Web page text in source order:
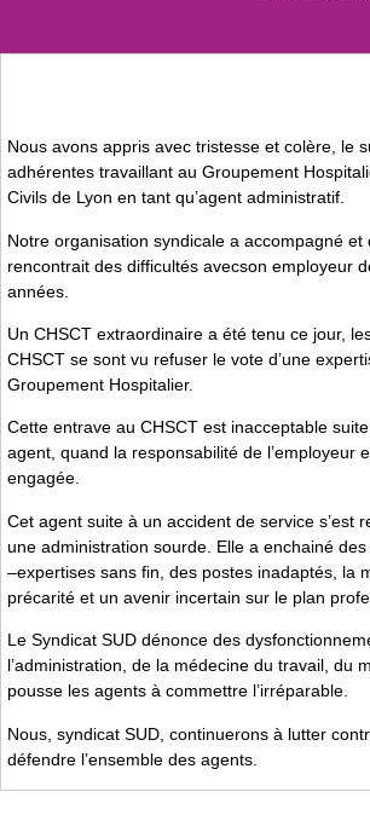
Nous avons appris avec tristesse et colère, le
adhérentes travaillant au Groupement
Civils de Lyon en tant qu’agent administratif.
Notre organisation syndicale a accompagné
rencontrait des difficultés avecson employeur
années.
Un CHSCT extraordinaire a été tenu ce jour,
CHSCT se sont vu refuser le vote d’une
Groupement Hospitalier.
Cette entrave au CHSCT est inacceptable suite
agent, quand la responsabilité de l’employeur
engagée.
Cet agent suite à un accident de service s’est
une administration sourde. Elle a enchainé
–expertises sans fin, des postes inadaptés, la
précarité et un avenir incertain sur le plan
Le Syndicat SUD dénonce des
l’administration, de la médecine du travail, du
pousse les agents à commettre l’irréparable.
Nous, syndicat SUD, continuerons à lutter
défendre l’ensemble des agents.